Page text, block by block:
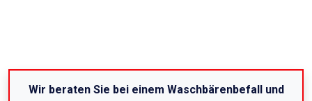
Wir beraten Sie bei einem Waschbärenbefall und